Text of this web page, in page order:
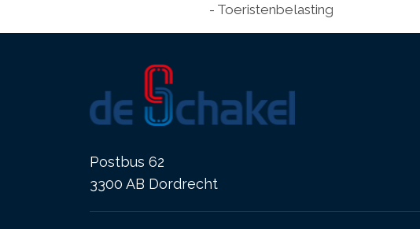
- Toeristenbelasting
Postbus 62
3300 AB Dordrecht